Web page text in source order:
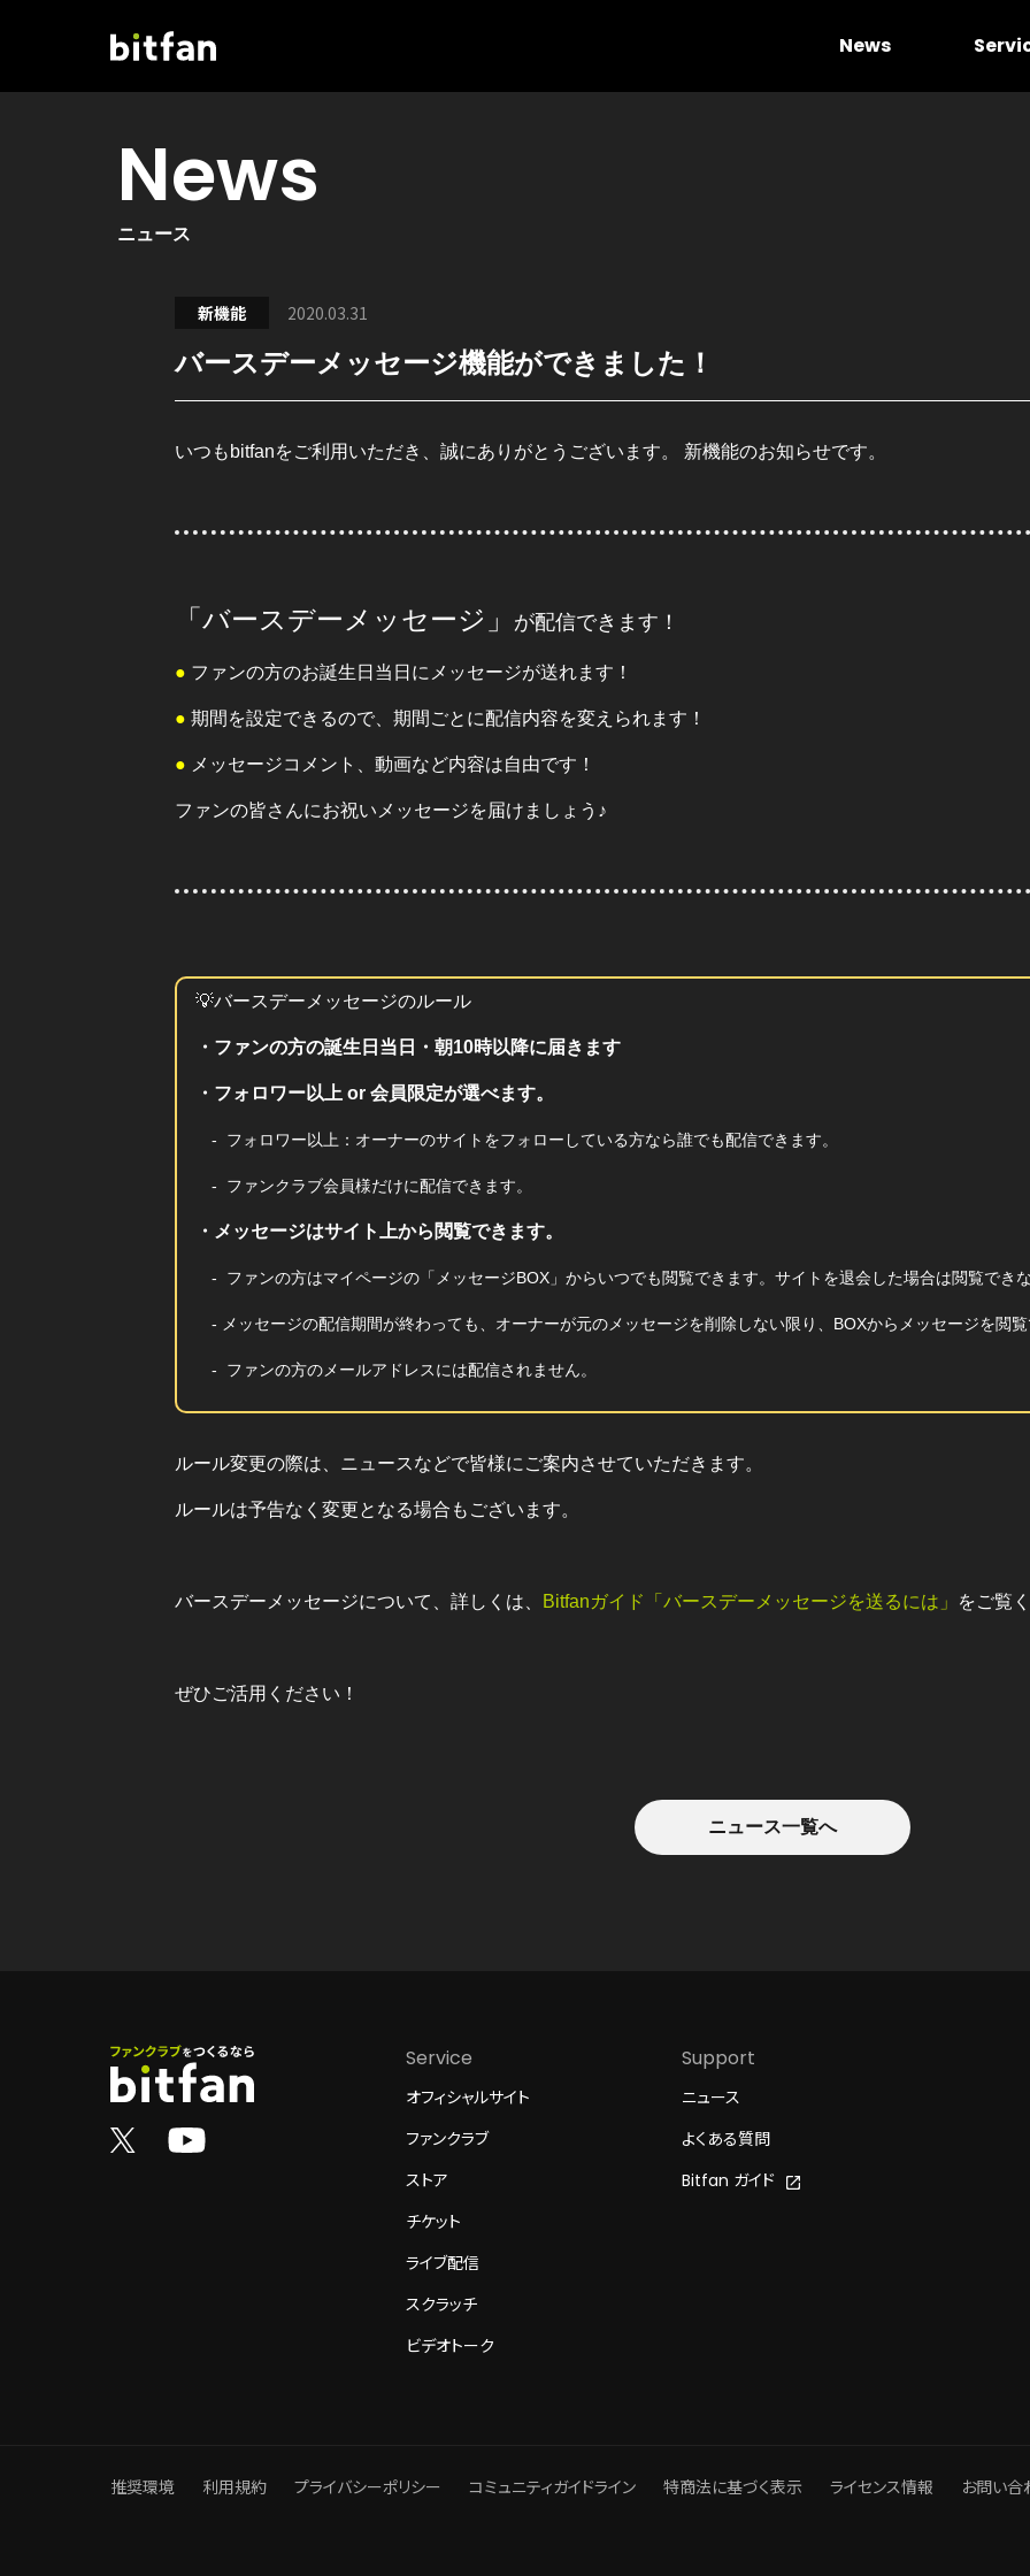
News
News
ニュース
新機能 2020.03.31
バースデーメッセージ機能ができました！
いつもbitfanをご利用いただき、誠にありがとうございます。 新機能のお知らせです。
「バースデーメッセージ」 が配信できます！
● ファンの方のお誕生日当日にメッセージが送れます！
● 期間を設定できるので、期間ごとに配信内容を変えられます！
● メッセージコメント、動画など内容は自由です！
ファンの皆さんにお祝いメッセージを届けましょう♪
💡バースデーメッセージのルール
・ファンの方の誕生日当日・朝10時以降に届きます
・フォロワー以上 or 会員限定が選べます。
- フォロワー以上：オーナーのサイトをフォローしている方なら誰でも配信できます。
- ファンクラブ会員様だけに配信できます。
・メッセージはサイト上から閲覧できます。
- ファンの方はマイページの「メッセージBOX」からいつでも閲覧できます。サイトを退会した場合は閲覧できな
- メッセージの配信期間が終わっても、オーナーが元のメッセージを削除しない限り、BOXからメッセージを閲覧
- ファンの方のメールアドレスには配信されません。
ルール変更の際は、ニュースなどで皆様にご案内させていただきます。
ルールは予告なく変更となる場合もございます。
バースデーメッセージについて、詳しくは、 Bitfanガイド「バースデーメッセージを送るには」 をご覧
ぜひご活用ください！
ニュース一覧へ
Service
オフィシャルサイト
ファンクラブ
ストア
チケット
ライブ配信
スクラッチ
ビデオトーク
Support
ニュース
よくある質問
Bitfan ガイド
推奨環境 利用規約 プライバシーポリシー コミュニティガイドライン 特商法に基づく表示 ライセンス情報 お問い合